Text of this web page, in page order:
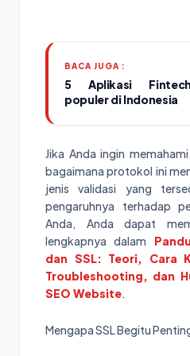
BACA JUGA :
5 Aplikasi
populer di Indonesia
Jika Anda ingin
bagaimana protokol ini
jenis validasi yang
pengaruhnya terhadap
Anda, Anda dapat
lengkapnya dalam
dan SSL: Teori, Cara
Troubleshooting, dan
SEO Website
Mengapa SSL Begitu